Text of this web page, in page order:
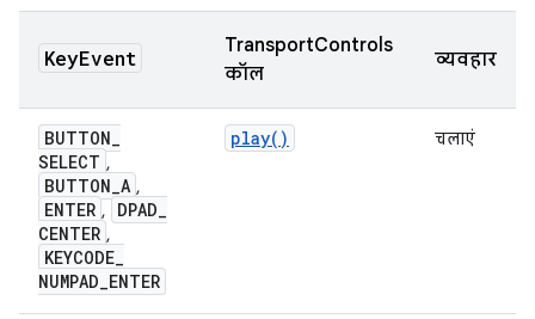
KeyEvent
TransportControls
कॉल
व्यवहार
BUTTON_
SELECT ,
BUTTON_A ,
ENTER , DPAD_
CENTER ,
KEYCODE_
NUMPAD_ENTER
play() चलाएं